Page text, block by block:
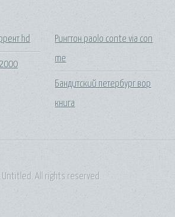
hd
Рингтон paolo conte via con
me
Бандитский петербург вор
книга
Untitled. All rights reserved.